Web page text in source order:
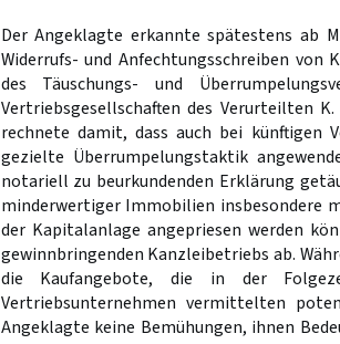
Der Angeklagte erkannte spätestens ab
Widerrufs- und Anfechtungsschreiben
des Täuschungs- und
Vertriebsgesellschaften des Verurteilten
rechnete damit, dass auch bei künftigen
gezielte Überrumpelungstaktik
notariell zu beurkundenden Erklärung
minderwertiger Immobilien insbesondere
der Kapitalanlage angepriesen werden
gewinnbringenden Kanzleibetriebs ab.
die Kaufangebote, die in der
Vertriebsunternehmen vermittelten
Angeklagte keine Bemühungen, ihnen